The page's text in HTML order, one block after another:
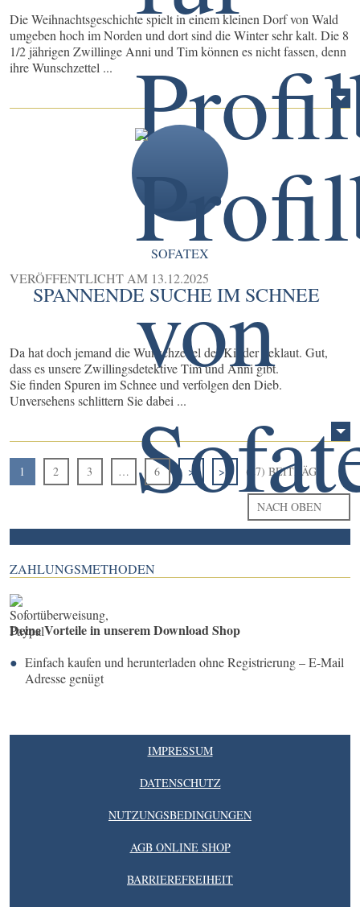
Die Weihnachtsgeschichte spielt in einem kleinen Dorf von Wald
umgeben hoch im Norden und dort sind die Winter sehr kalt. Die 8
1/2 jährigen Zwillinge Anni und Tim können es nicht fassen, denn
ihre Wunschzettel ...
SOFATEX
VERÖFFENTLICHT AM 13.12.2025
SPANNENDE SUCHE IM SCHNEE
Da hat doch jemand die Wunschzettel der Kinder geklaut. Gut,
dass es unsere Zwillingsdetektive Tim und Anni gibt.
Sie finden Spuren im Schnee und verfolgen den Dieb.
Unversehens schlittern Sie dabei ...
1 2 3 … 6 > >> (27) BEITRÄGE
NACH OBEN
ZAHLUNGSMETHODEN
Deine Vorteile in unserem Download Shop
Einfach kaufen und herunterladen ohne Registrierung – E-Mail
Adresse genügt
IMPRESSUM
DATENSCHUTZ
NUTZUNGSBEDINGUNGEN
AGB ONLINE SHOP
BARRIEREFREIHEIT